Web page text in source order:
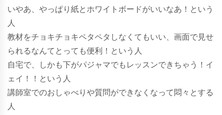
いやあ、やっぱり紙とホワイトボードがいいなあ！という
人
教材をチョキチョキペタペタしなくてもいい、画面で見せ
られるなんてとっても便利！という人
自宅で、しかも下がパジャマでもレッスンできちゃう！イ
ェイ！！という人
講師室でのおしゃべりや質問ができなくなって悶々とする
人